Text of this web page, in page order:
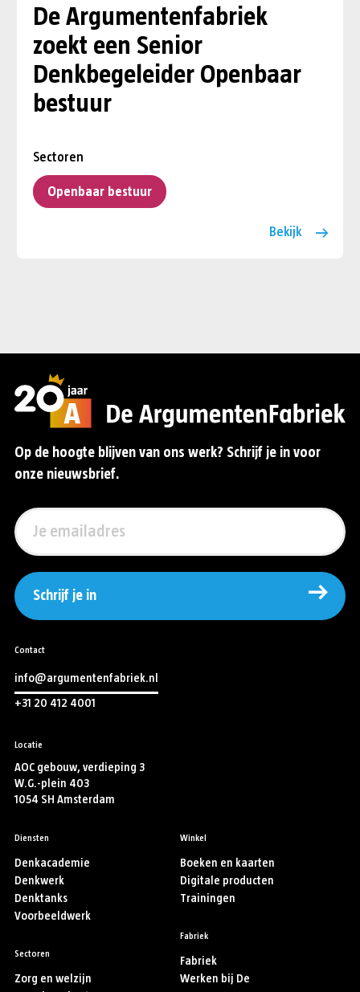
De Argumentenfabriek
zoekt een Senior
Denkbegeleider Openbaar
bestuur
Sectoren
Openbaar bestuur
Bekijk
Op de hoogte blijven van ons werk? Schrijf je in voor
onze nieuwsbrief.
Schrijf je in
Contact
info@argumentenfabriek.nl
+31 20 412 4001
Locatie
AOC gebouw, verdieping 3
W.G.-plein 403
1054 SH Amsterdam
Diensten
Denkacademie
Denkwerk
Denktanks
Voorbeeldwerk
Sectoren
Zorg en welzijn
Winkel
Boeken en kaarten
Digitale producten
Trainingen
Fabriek
Fabriek
Werken bij De